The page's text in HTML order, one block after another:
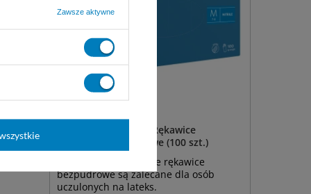
NITRYLEX CLASSIC - Rękawice
nitrylowe bezpudrowe (100 szt.)
Syntetyczne, nitrylowe rękawice
bezpudrowe są zalecane dla osób
uczulonych na lateks.
Zawsze aktywne